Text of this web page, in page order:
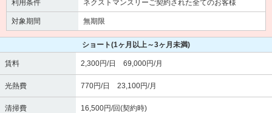
利用条件 ネクストマンスリーご契約された全てのお客様
対象期間 無期限
ショート(1ヶ月以上～3ヶ月未満)
賃料 2,300円/日 69,000円/月
光熱費 770円/日 23,100円/月
清掃費 16,500円/回(契約時)